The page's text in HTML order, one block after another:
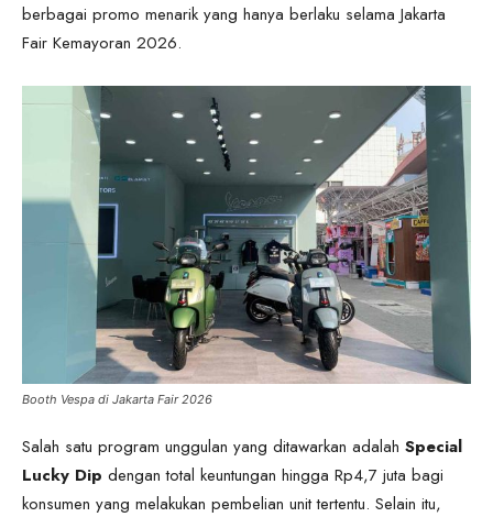
berbagai promo menarik yang hanya berlaku selama Jakarta
Fair Kemayoran 2026.
Booth Vespa di Jakarta Fair 2026
Salah satu program unggulan yang ditawarkan adalah Special
Lucky Dip dengan total keuntungan hingga Rp4,7 juta bagi
konsumen yang melakukan pembelian unit tertentu. Selain itu,